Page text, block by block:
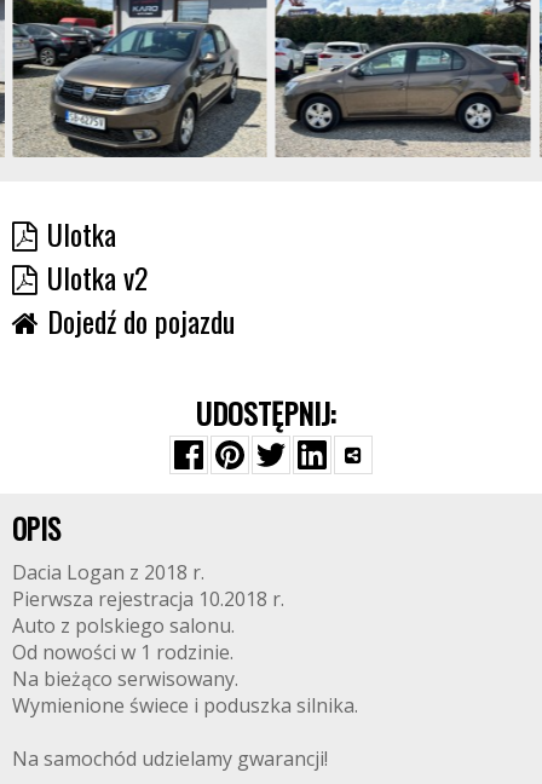
Ulotka
Ulotka v2
Dojedź do pojazdu
UDOSTĘPNIJ:
OPIS
Dacia Logan z 2018 r.
Pierwsza rejestracja 10.2018 r.
Auto z polskiego salonu.
Od nowości w 1 rodzinie.
Na bieżąco serwisowany.
Wymienione świece i poduszka silnika.
Na samochód udzielamy gwarancji!